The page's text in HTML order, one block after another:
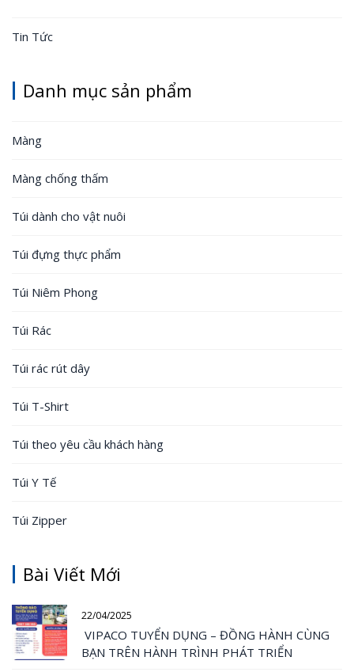
Tin Tức
Danh mục sản phẩm
Màng
Màng chống thấm
Túi dành cho vật nuôi
Túi đựng thực phẩm
Túi Niêm Phong
Túi Rác
Túi rác rút dây
Túi T-Shirt
Túi theo yêu cầu khách hàng
Túi Y Tế
Túi Zipper
Bài Viết Mới
22/04/2025
VIPACO TUYỂN DỤNG – ĐỒNG HÀNH CÙNG
BẠN TRÊN HÀNH TRÌNH PHÁT TRIỂN